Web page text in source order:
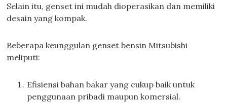
Selain itu, genset ini mudah dioperasikan dan memiliki
desain yang kompak.
Beberapa keunggulan genset bensin Mitsubishi
meliputi:
Efisiensi bahan bakar yang cukup baik untuk
penggunaan pribadi maupun komersial.